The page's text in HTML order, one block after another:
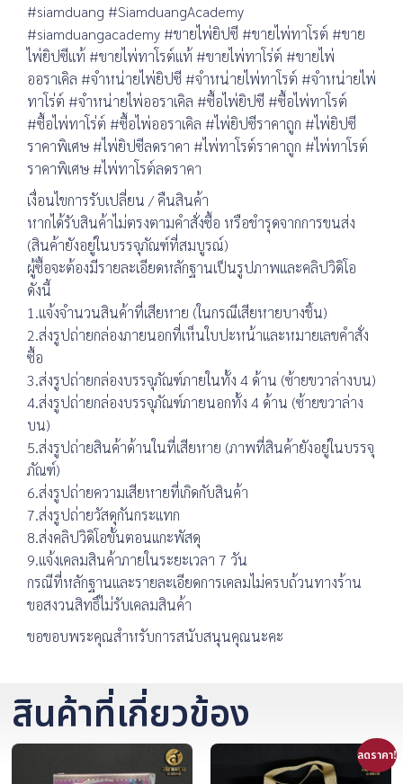
#siamduang #SiamduangAcademy
#siamduangacademy #ขายไพ่ยิปซี #ขายไพ่ทาโรต์ #ขาย
ไพ่ยิปซีแท้ #ขายไพ่ทาโรต์แท้ #ขายไพ่ทาโร่ต์ #ขายไพ่
ออราเคิล #จำหน่ายไพ่ยิปซี #จำหน่ายไพ่ทาโรต์ #จำหน่ายไพ่
ทาโร่ต์ #จำหน่ายไพ่ออราเคิล #ซื้อไพ่ยิปซี #ซื้อไพ่ทาโรต์
#ซื้อไพ่ทาโร่ต์ #ซื้อไพ่ออราเคิล #ไพ่ยิปซีราคาถูก #ไพ่ยิปซี
ราคาพิเศษ #ไพ่ยิปซีลดราคา #ไพ่ทาโรต์ราคาถูก #ไพ่ทาโรต์
ราคาพิเศษ #ไพ่ทาโรต์ลดราคา
เงื่อนไขการรับเปลี่ยน / คืนสินค้า
หากได้รับสินค้าไม่ตรงตามคำสั่งซื้อ หรือชำรุดจากการขนส่ง
(สินค้ายังอยู่ในบรรจุภัณฑ์ที่สมบูรณ์)
ผู้ซื้อจะต้องมีรายละเอียดหลักฐานเป็นรูปภาพและคลิปวิดิโอ
ดังนี้
1.แจ้งจำนวนสินค้าที่เสียหาย (ในกรณีเสียหายบางชิ้น)
2.ส่งรูปถ่ายกล่องภายนอกที่เห็นใบปะหน้าและหมายเลขคำสั่ง
ซื้อ
3.ส่งรูปถ่ายกล่องบรรจุภัณฑ์ภายในทั้ง 4 ด้าน (ซ้ายขวาล่างบน)
4.ส่งรูปถ่ายกล่องบรรจุภัณฑ์ภายนอกทั้ง 4 ด้าน (ซ้ายขวาล่าง
บน)
5.ส่งรูปถ่ายสินค้าด้านในที่เสียหาย (ภาพที่สินค้ายังอยู่ในบรรจุ
ภัณฑ์)
6.ส่งรูปถ่ายความเสียหายที่เกิดกับสินค้า
7.ส่งรูปถ่ายวัสดุกันกระแทก
8.ส่งคลิปวิดิโอขั้นตอนแกะพัสดุ
9.แจ้งเคลมสินค้าภายในระยะเวลา 7 วัน
กรณีที่หลักฐานและรายละเอียดการเคลมไม่ครบถ้วนทางร้าน
ขอสงวนสิทธิ์ไม่รับเคลมสินค้า
ขอขอบพระคุณสำหรับการสนับสนุนคุณนะคะ
สินค้าที่เกี่ยวข้อง
ลดราคา!